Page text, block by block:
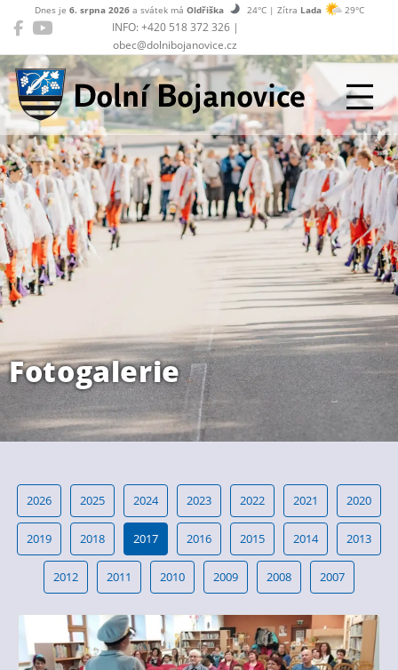
INFO: +420 518 372 326 |
obec@dolnibojanovice.cz
Dnes je 6. srpna 2026a svátek má Oldřiška 24°C | Zítra Lada 29°C
Dolní Bojanovice
Fotogalerie
2026 2025 2024 2023 2022 2021 2020
2019 2018 2017 2016 2015 2014 2013
2012 2011 2010 2009 2008 2007